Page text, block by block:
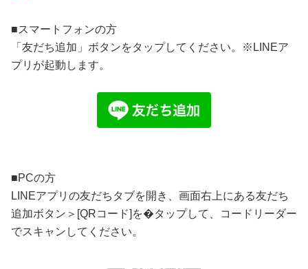
■スマートフォンの方
「友だち追加」ボタンをタップしてください。※LINEア
プリが起動します。
■PCの方
LINEアプリの友だちタブを開き、画面右上にある友だち
追加ボタン＞[QRコード]を�タップして、コードリーダー
でスキャンしてください。